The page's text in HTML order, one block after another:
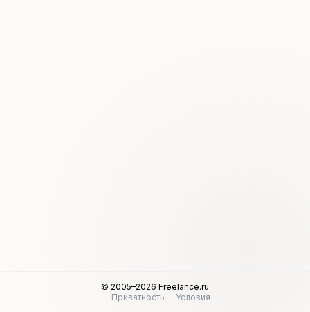
© 2005–2026 Freelance.ru
Приватность
Условия